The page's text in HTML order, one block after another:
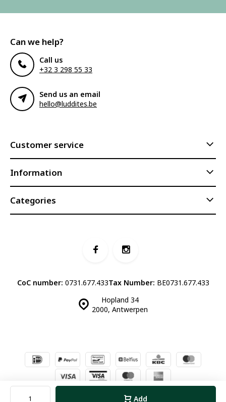
Add
Can we help?
Call us
+32 3 298 55 33
Send us an email
hello@luddites.be
Customer service
Information
Categories
Hopland 34
2000, Antwerpen
CoC number: 0731.677.433Tax Number: BE0731.677.433
© Luddites Books & Wine